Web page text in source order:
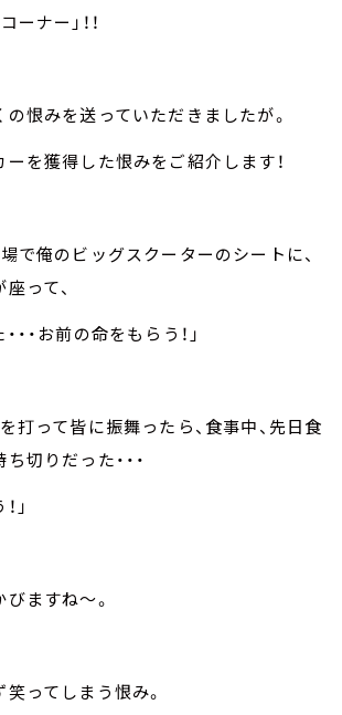
ナー」！！
恨みを送っていただきましたが。
を獲得した恨みをご紹介します！
で俺のビッグスクーターのシートに、
って、
・・お前の命をもらう！」
打って皆に振舞ったら、食事中、先日食
切りだった・・・
」
ますね～。
ってしまう恨み。